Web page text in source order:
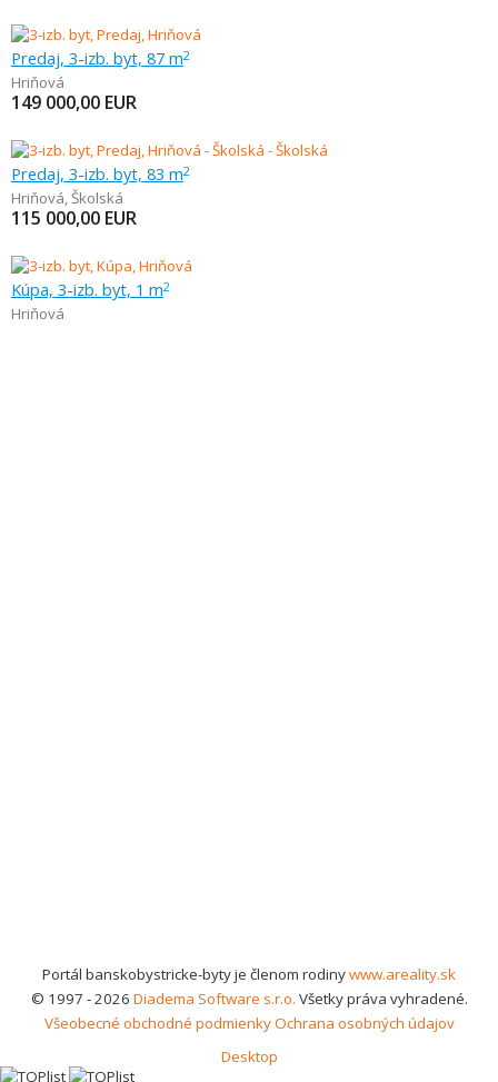
Predaj, 3-izb. byt, 87 m2
Hriňová
149 000,00 EUR
Predaj, 3-izb. byt, 83 m2
Hriňová,Školská
115 000,00 EUR
Kúpa, 3-izb. byt, 1 m2
Hriňová
Portál banskobystricke-byty je členom rodinywww.areality.sk
© 1997 - 2026 Diadema Software s.r.o. Všetky práva vyhradené.
Všeobecné obchodné podmienkyOchrana osobných údajov
Desktop